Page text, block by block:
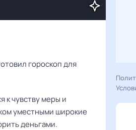
к чувству меры и
уместными широкие
деньгами.